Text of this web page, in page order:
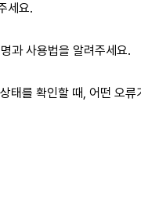
세요.
과 사용법을 알려주세요.
태를 확인할 때, 어떤 오류